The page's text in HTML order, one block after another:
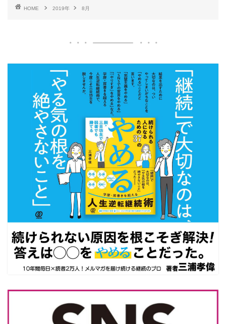
HOME 2019年 8月